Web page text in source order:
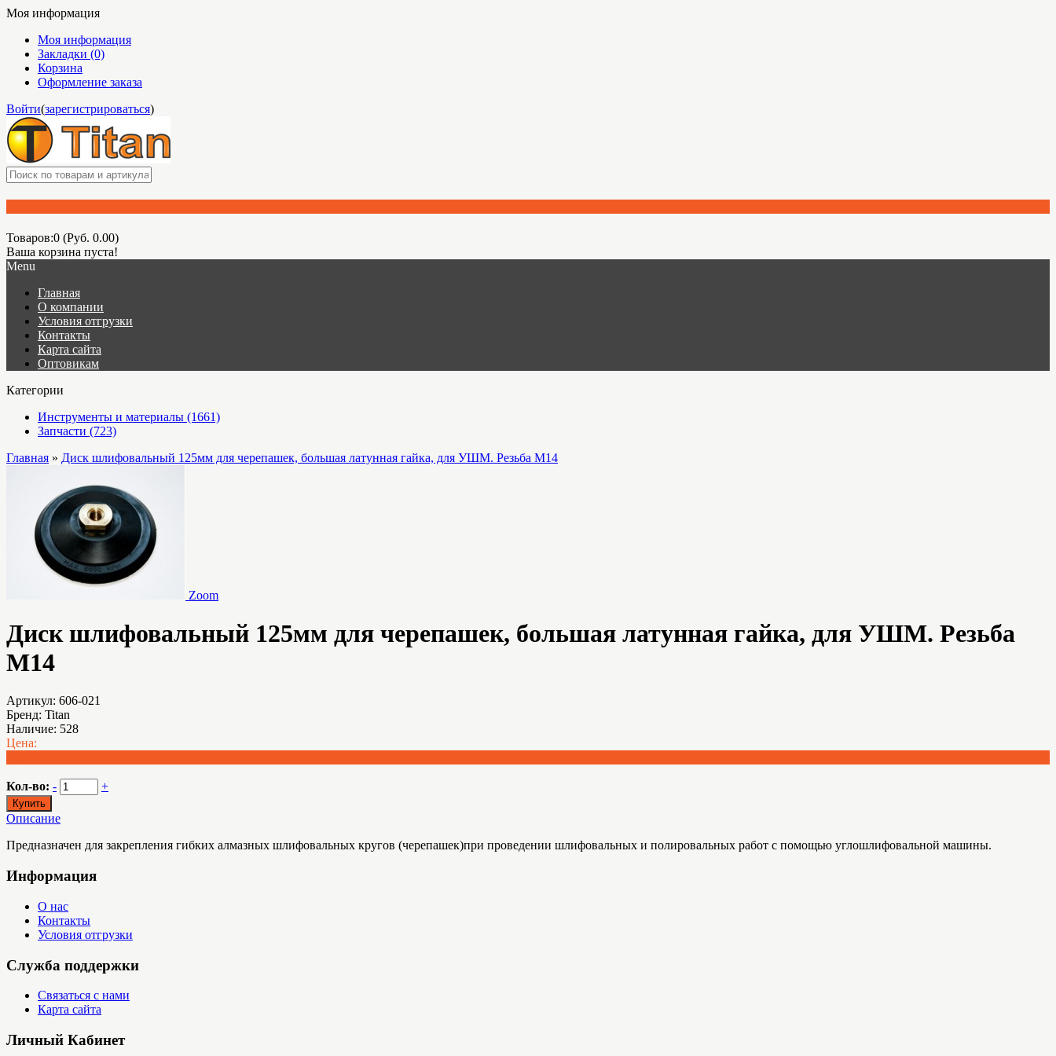
Моя информация
Моя информация
Закладки (0)
Корзина
Оформление заказа
Войти(зарегистрироваться)
Товаров:0 (Руб. 0.00)
Ваша корзина пуста!
Menu
Главная
О компании
Условия отгрузки
Контакты
Карта сайта
Оптовикам
Категории
Инструменты и материалы (1661)
Запчасти (723)
Главная » Диск шлифовальный 125мм для черепашек, большая латунная гайка, для УШМ. Резьба М14
Zoom
Диск шлифовальный 125мм для черепашек, большая латунная гайка, для УШМ. Резьба
М14
Артикул: 606-021
Бренд: Titan
Наличие: 528
Цена:
Кол-во: - +
Описание
Предназначен для закрепления гибких алмазных шлифовальных кругов (черепашек)при проведении шлифовальных и полировальных работ с помощью углошлифовальной машины.
Информация
О нас
Контакты
Условия отгрузки
Служба поддержки
Связаться с нами
Карта сайта
Личный Кабинет